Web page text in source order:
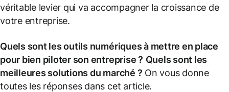
véritable levier qui va accompagner la croissance de
votre entreprise.
Quels sont les outils numériques à mettre en place
pour bien piloter son entreprise ? Quels sont les
meilleures solutions du marché ? On vous donne
toutes les réponses dans cet article.